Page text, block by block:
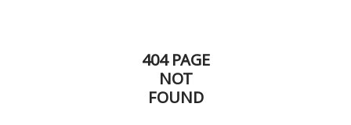
404 PAGE
NOT
FOUND